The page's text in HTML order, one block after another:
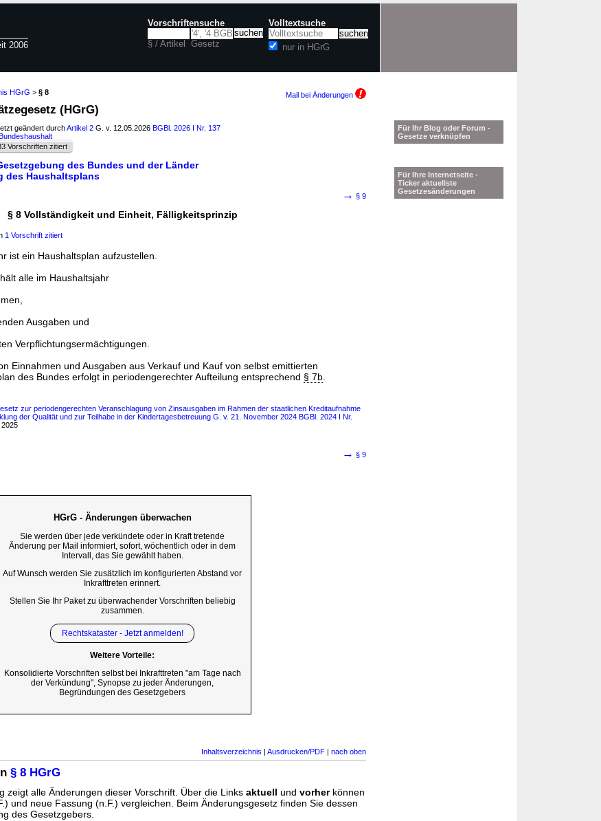
2006
Vorschriftensuche
§ / Artikel Gesetz
Volltextsuche
nur in HGrG
HGrG > § 8 Mail bei Änderungen
(HGrG)
geändert durchArtikel 2 G. v. 12.05.2026 BGBl. 2026 I Nr. 137
Vorschriften zitiert
des Bundes und der Länder
des Haushaltsplans
→ § 9
§ 8 Vollständigkeit und Einheit, Fälligkeitsprinzip
1 Vorschrift zitiert
ist ein Haushaltsplan aufzustellen.
alle im Haushaltsjahr
Ausgaben und
Verpflichtungsermächtigungen.
Einnahmen und Ausgaben aus Verkauf und Kauf von selbst emittierten
des Bundes erfolgt in periodengerechter Aufteilung entsprechend § 7b
zur periodengerechten Veranschlagung von Zinsausgaben im Rahmen der staatlichen Kreditaufnahme
der Qualität und zur Teilhabe in der Kindertagesbetreuung G. v. 21. November 2024 BGBl. 2024 I Nr.
2025
→ § 9
HGrG - Änderungen überwachen
Sie werden über jede verkündete oder in Kraft tretende
Änderung per Mail informiert, sofort, wöchentlich oder in dem
Intervall, das Sie gewählt haben.
Auf Wunsch werden Sie zusätzlich im konfigurierten Abstand vor
Inkrafttreten erinnert.
Stellen Sie Ihr Paket zu überwachender Vorschriften beliebig
zusammen.
Rechtskataster - Jetzt anmelden!
Weitere Vorteile:
Konsolidierte Vorschriften selbst bei Inkrafttreten "am Tage nach
der Verkündung", Synopse zu jeder Änderungen,
Begründungen des Gesetzgebers
Inhaltsverzeichnis | Ausdrucken/PDF | nach oben
§ 8 HGrG
zeigt alle Änderungen dieser Vorschrift. Über die Links aktuell und vorherkönnen
und neue Fassung (n.F.) vergleichen. Beim Änderungsgesetz finden Sie dessen
des Gesetzgebers.
Für Ihr Blog oder Forum -
Gesetze verknüpfen
Für Ihre Internetseite -
Ticker aktuellste
Gesetzesänderungen